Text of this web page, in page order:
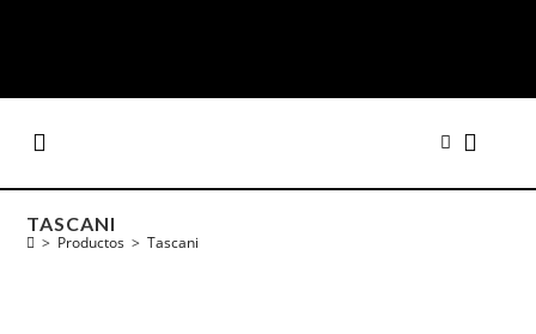
TASCANI
> Productos > Tascani